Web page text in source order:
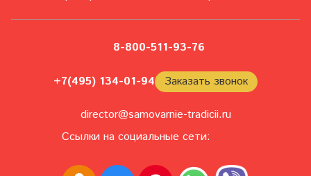
8-800-511-93-76
+7(495) 134-01-94 Заказать звонок
director@samovarnie-tradicii.ru
Ссылки на социальные сети: